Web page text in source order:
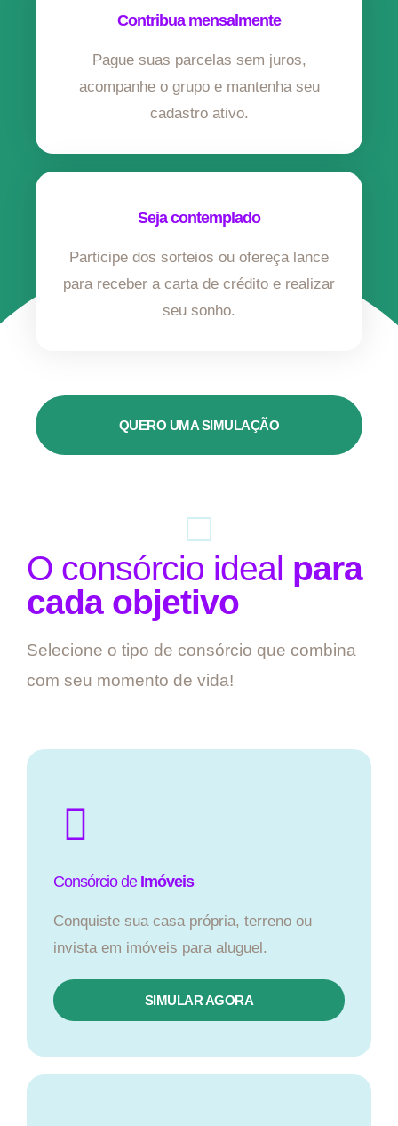
Contribua mensalmente
Pague suas parcelas sem juros,
acompanhe o grupo e mantenha seu
cadastro ativo.
Seja contemplado
Participe dos sorteios ou ofereça lance
para receber a carta de crédito e realizar
seu sonho.
QUERO UMA SIMULAÇÃO
O consórcio ideal para
cada objetivo
Selecione o tipo de consórcio que combina
com seu momento de vida!
Consórcio de Imóveis
Conquiste sua casa própria, terreno ou
invista em imóveis para aluguel.
SIMULAR AGORA​